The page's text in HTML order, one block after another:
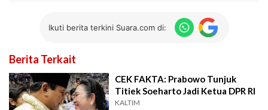
Ikuti berita terkini Suara.com di:
Berita Terkait
CEK FAKTA: Prabowo Tunjuk
Titiek Soeharto Jadi Ketua DPR RI
KALTIM